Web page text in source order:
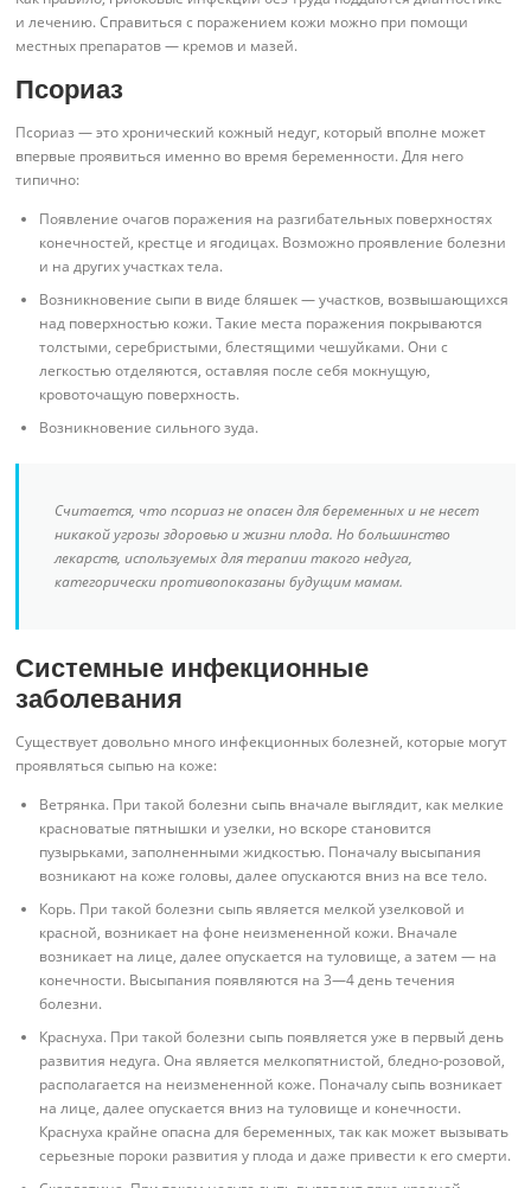
и лечению. Справиться с поражением кожи можно при помощи
местных препаратов — кремов и мазей.
Псориаз
Псориаз — это хронический кожный недуг, который вполне может
впервые проявиться именно во время беременности. Для него
типично:
Появление очагов поражения на разгибательных поверхностях
конечностей, крестце и ягодицах. Возможно проявление болезни
и на других участках тела.
Возникновение сыпи в виде бляшек — участков, возвышающихся
над поверхностью кожи. Такие места поражения покрываются
толстыми, серебристыми, блестящими чешуйками. Они с
легкостью отделяются, оставляя после себя мокнущую,
кровоточащую поверхность.
Возникновение сильного зуда.
Считается, что псориаз не опасен для беременных и не несет
никакой угрозы здоровью и жизни плода. Но большинство
лекарств, используемых для терапии такого недуга,
категорически противопоказаны будущим мамам.
Системные инфекционные
заболевания
Существует довольно много инфекционных болезней, которые могут
проявляться сыпью на коже:
Ветрянка. При такой болезни сыпь вначале выглядит, как мелкие
красноватые пятнышки и узелки, но вскоре становится
пузырьками, заполненными жидкостью. Поначалу высыпания
возникают на коже головы, далее опускаются вниз на все тело.
Корь. При такой болезни сыпь является мелкой узелковой и
красной, возникает на фоне неизмененной кожи. Вначале
возникает на лице, далее опускается на туловище, а затем — на
конечности. Высыпания появляются на 3—4 день течения
болезни.
Краснуха. При такой болезни сыпь появляется уже в первый день
развития недуга. Она является мелкопятнистой, бледно-розовой,
располагается на неизмененной коже. Поначалу сыпь возникает
на лице, далее опускается вниз на туловище и конечности.
Краснуха крайне опасна для беременных, так как может вызывать
серьезные пороки развития у плода и даже привести к его смерти.